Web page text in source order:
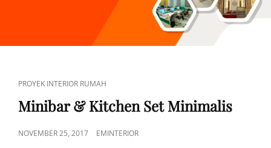
CAT
LINKS
PROYEK INTERIOR RUMAH
Minibar & Kitchen Set Minimalis
POSTED
NOVEMBER 25, 2017 EMINTERIOR